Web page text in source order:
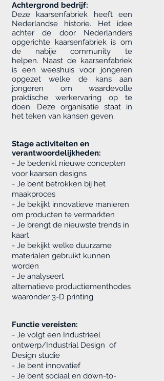
Achtergrond bedrijf:
Deze kaarsenfabriek heeft een
Nederlandse historie. Het idee
achter de door Nederlanders
opgerichte kaarsenfabriek is om
de nabije community te
helpen. Naast de kaarsenfabriek
is een weeshuis voor jongeren
opgezet welke de kans aan
jongeren om waardevolle
praktische werkervaring op te
doen. Deze organisatie staat in
het teken van kansen geven.
Stage activiteiten en
verantwoordelijkheden:
- Je bedenkt nieuwe concepten
voor kaarsen designs
- Je bent betrokken bij het
maakproces
- Je bekijkt innovatieve manieren
om producten te vermarkten
- Je brengt de nieuwste trends in
kaart
- Je bekijkt welke duurzame
materialen gebruikt kunnen
worden
- Je analyseert
alternatieve productiementhodes
waaronder 3-D printing
Functie vereisten:
- Je volgt een Industrieel
ontwerp/Industrial Design of
Design studie
- Je bent innovatief
- Je bent sociaal en down-to-